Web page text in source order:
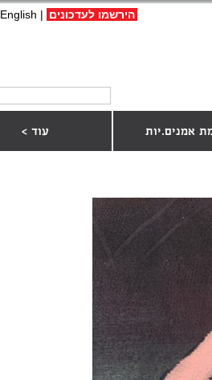
הירשמו לעדכונים |
English
אמנים.יות עוד >